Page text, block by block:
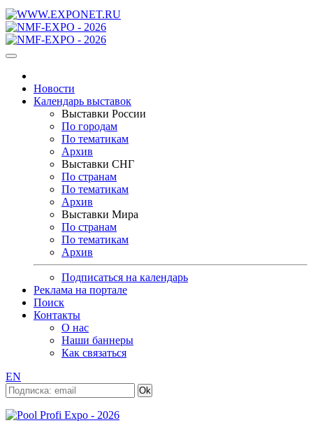
Новости
Календарь выставок
Выставки России
По городам
По тематикам
Архив
Выставки СНГ
По странам
По тематикам
Архив
Выставки Мира
По странам
По тематикам
Архив
Подписаться на календарь
Реклама на портале
Поиск
Контакты
О нас
Наши баннеры
Как связаться
EN